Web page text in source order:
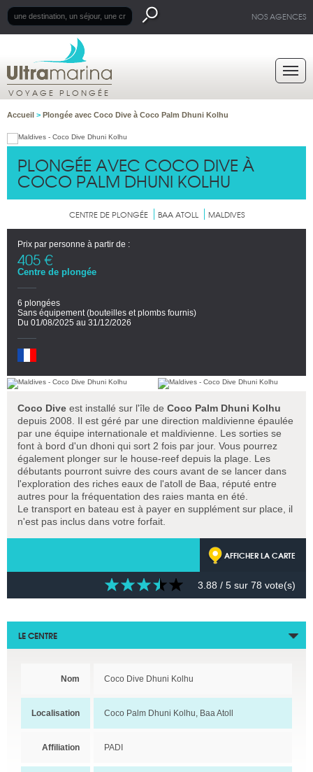
NOS AGENCES
VOYAGE PLONGÉE
Accueil > Plongée avec Coco Dive à Coco Palm Dhuni Kolhu
PLONGÉE AVEC COCO DIVE À
COCO PALM DHUNI KOLHU
CENTRE DE PLONGÉE BAA ATOLL MALDIVES
Prix par personne à partir de :
405 €
Centre de plongée
6 plongées
Sans équipement (bouteilles et plombs fournis)
Du 01/08/2025 au 31/12/2026
Coco Dive est installé sur l'île de Coco Palm Dhuni Kolhu
depuis 2008. Il est géré par une direction maldivienne épaulée
par une équipe internationale et maldivienne. Les sorties se
font à bord d'un dhoni qui sort 2 fois par jour. Vous pourrez
également plonger sur le house-reef depuis la plage. Les
débutants pourront suivre des cours avant de se lancer dans
l'exploration des riches eaux de l'atoll de Baa, réputé entre
autres pour la fréquentation des raies manta en été.
Le transport en bateau est à payer en supplément sur place, il
n'est pas inclus dans votre forfait.
AFFICHER LA CARTE
3.88 / 5 sur 78 vote(s)
LE CENTRE
Nom Coco Dive Dhuni Kolhu
Localisation Coco Palm Dhuni Kolhu, Baa Atoll
Affiliation PADI